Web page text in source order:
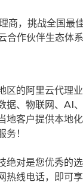
商，挑战全国最
作伙伴生态体
的阿里云代理
据、物联网、AI
客户提供本地
！
对是您优秀的
线电话，即可